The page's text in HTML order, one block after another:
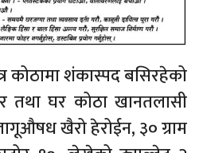
कोठामा शंकास्पद बसिरहेको
तथा घर कोठा खानतलासी
खैरो हेरोईन, ३० ग्राम